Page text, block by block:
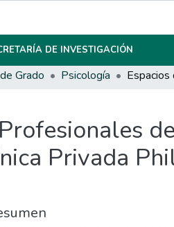
DE INVESTIGACIÓN
Grado Psicología
Privada